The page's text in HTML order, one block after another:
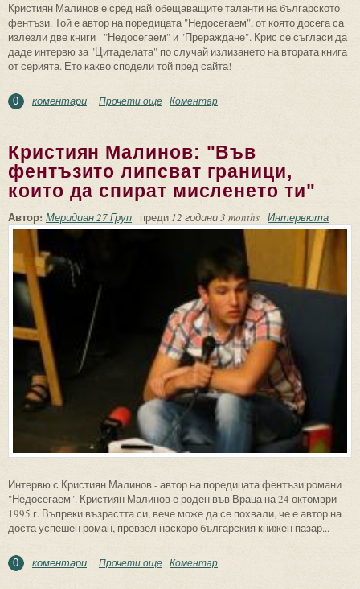
Кристиян Малинов е сред най-обещаващите таланти на българското
фентъзи. Той е автор на поредицата "Недосегаем", от която досега са
излезли две книги - "Недосегаем" и "Прераждане". Крис се съгласи да
даде интервю за "Цитаделата" по случай излизането на втората книга
от серията. Ето какво сподели той пред сайта!
0 коментари Прочети още about "Преобразена" на Деси Дюлгерян е
Коментар
Кристиян Малинов: "Във
фентъзито липсват граници,
които да спират мисленето ти"
Автор: Меридиан 27 Груп преди 12 години 3 months Интервюта
Интервю с Кристиян Малинов - автор на поредицата фентъзи романи
"Недосегаем". Кристиян Малинов е роден във Враца на 24 октомври
1995 г. Въпреки възрастта си, вече може да се похвали, че е автор на
доста успешен роман, превзел наскоро българския книжен пазар...
0 коментари Прочети още about Кристиян Малинов: "Във
Коментар